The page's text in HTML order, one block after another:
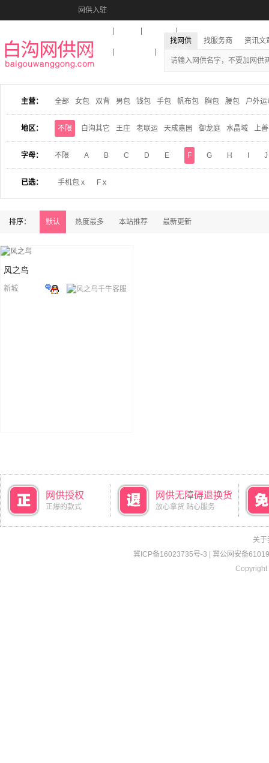
网供入驻
收藏本站
找网供 找服务商 资讯文
主营： 全部 女包 双背 男包 钱包 手包 帆布包 胸包 腰包 户外运
地区： 不限 白沟其它 王庄 老联运 天成嘉园 御龙庭 水晶域 上
字母： 不限 A B C D E F G H J
已选： 手机包 x F x
排序： 默认 热度最多 本站推荐 最新更新
风之鸟
新城
网供授权
正爆的款式
网供无障碍退换货
放心拿货 贴心服务
关于
冀ICP备16023735号-3
冀公网安备